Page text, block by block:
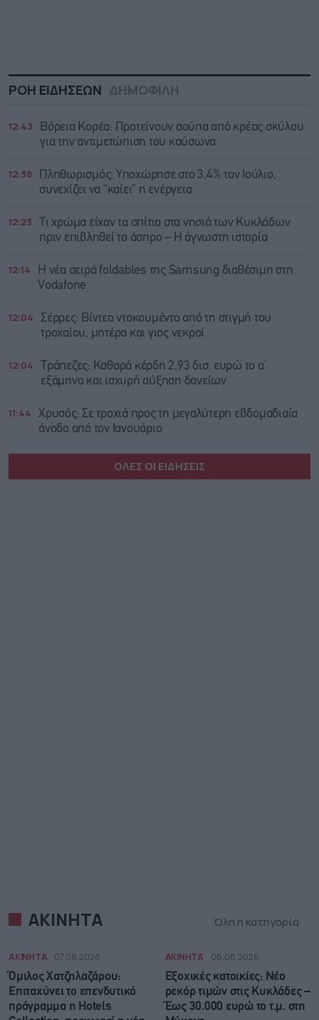
ΡΟΗ ΕΙΔΗΣΕΩΝ ΔΗΜΟΦΙΛΗ
12:43
Βόρεια Κορέα: Προτείνουν σούπα από κρέας σκύλου
για την αντιμετώπιση του καύσωνα
12:38
Πληθωρισμός: Υποχώρησε στο 3,4% τον Ιούλιο,
συνεχίζει να “καίει” η ενέργεια
12:23
Τι χρώμα είχαν τα σπίτια στα νησιά των Κυκλάδων
πριν επιβληθεί το άσπρο – Η άγνωστη ιστορία
12:14
Η νέα σειρά foldables της Samsung διαθέσιμη στη
Vodafone
12:04
Σέρρες: Βίντεο ντοκουμέντο από τη στιγμή του
τροχαίου, μητέρα και γιος νεκροί
12:04
Τράπεζες: Καθαρά κέρδη 2,93 δισ. ευρώ το α’
εξάμηνο και ισχυρή αύξηση δανείων
11:44
Χρυσός: Σε τροχιά προς τη μεγαλύτερη εβδομαδιαία
άνοδο από τον Ιανουάριο
ΟΛΕΣ ΟΙ ΕΙΔΗΣΕΙΣ
ΑΚΙΝΗΤΑ Όλη η κατηγορία
ΑΚΙΝΗΤΑ 07.08.2026
Όμιλος Χατζηλαζάρου:
Επιταχύνει το επενδυτικό
πρόγραμμα η Hotels
ΑΚΙΝΗΤΑ 06.08.2026
Εξοχικές κατοικίες: Νέο
ρεκόρ τιμών στις Κυκλάδες –
Έως 30.000 ευρώ το τ.μ. στη